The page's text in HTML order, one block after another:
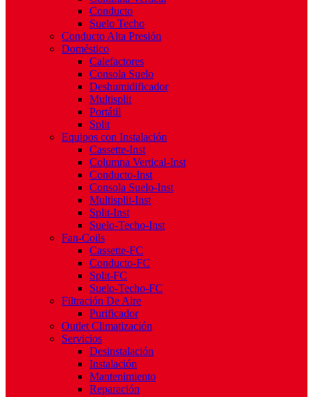
Conducto
Suelo Techo
Conducto Alta Presión
Doméstico
Calefactores
Consola Suelo
Deshumidificador
Multisplit
Portátil
Split
Equipos con Instalación
Cassette-Inst
Columna Vertical-Inst
Conducto-Inst
Consola Suelo-Inst
Multisplit-Inst
Split-Inst
Suelo-Techo-Inst
Fan-Coils
Cassette-FC
Conducto-FC
Split-FC
Suelo-Techo-FC
Filtración De Aire
Purificador
Outlet Climatización
Servicios
Desinstalación
Instalación
Mantenimiento
Reparación